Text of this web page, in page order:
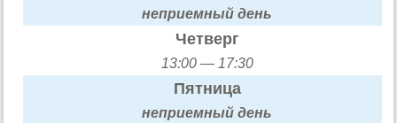
неприемный день
Четверг
13:00 — 17:30
Пятница
неприемный день